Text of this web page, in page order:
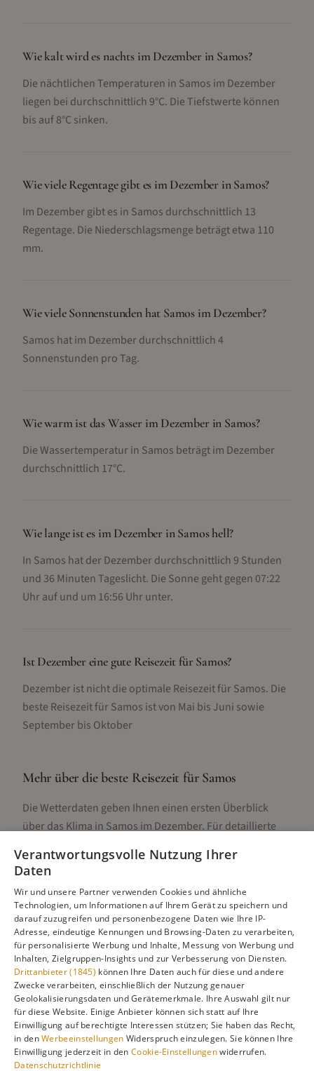
Wie kalt wird es nachts im Dezember in Samos?
Die nächtlichen Temperaturen in Samos im Dezember
liegen bei durchschnittlich 9°C. Die Tiefstwerte können
bis auf 8°C sinken.
Wie viele Regentage gibt es im Dezember in Samos?
Im Dezember gibt es in Samos durchschnittlich 13
Regentage. Die Niederschlagsmenge beträgt etwa 110
mm.
Wie viele Sonnenstunden hat Samos im Dezember?
Samos hat im Dezember durchschnittlich 4
Sonnenstunden pro Tag.
Wie warm ist das Wasser im Dezember in Samos?
Die Wassertemperatur in Samos beträgt im Dezember
durchschnittlich 17°C.
Wie lange ist es im Dezember in Samos hell?
In Samos hat der Dezember durchschnittlich 9 Stunden
und 36 Minuten Tageslicht. Die Sonne geht gegen 07:22
Uhr auf und um 16:56 Uhr unter.
Ist Dezember eine gute Reisezeit für Samos?
Dezember ist nicht die optimale Reisezeit für Samos. Die
beste Reisezeit für Samos ist von Mai bis Juni sowie
September bis Oktober
Mehr über die beste Reisezeit für Samos
Die Wetterdaten geben Ihnen einen ersten Überblick
über das Klima in Samos im Dezember. Für detaillierte
Unterschieden, Aktivitäten und Reisetipps besuchen Sie
Alle Infos zur besten ReisezeitSamos
Gefällt dir diese Seite? Teile sie auf Pinterest!
Auf Pinterest merken
Verantwortungsvolle Nutzung Ihrer
Daten
Wir und unsere Partner verwenden Cookies und ähnliche
Technologien, um Informationen auf Ihrem Gerät zu speichern und
darauf zuzugreifen und personenbezogene Daten wie Ihre IP-
Adresse, eindeutige Kennungen und Browsing-Daten zu verarbeiten,
für personalisierte Werbung und Inhalte, Messung von Werbung und
Inhalten, Zielgruppen-Insights und zur Verbesserung von Diensten.
Drittanbieter (1845) können Ihre Daten auch für diese und andere
Zwecke verarbeiten, einschließlich der Nutzung genauer
Geolokalisierungsdaten und Gerätemerkmale. Ihre Auswahl gilt nur
für diese Website. Einige Anbieter können sich statt auf Ihre
Einwilligung auf berechtigte Interessen stützen; Sie haben das Recht,
in denWerbeeinstellungen Widerspruch einzulegen. Sie können Ihre
Einwilligung jederzeit in denCookie-Einstellungenwiderrufen.
Datenschutzrichtlinie